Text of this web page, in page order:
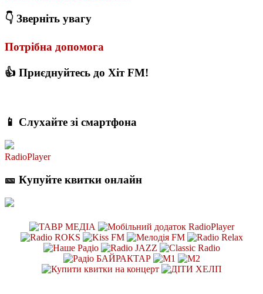
👇 Зверніть увагу
Потрібна допомога
👍 Приєднуйтесь до Хіт FM!
📱 Слухайте зі смартфона
RadioPlayer
🎫 Купуйте квитки онлайн